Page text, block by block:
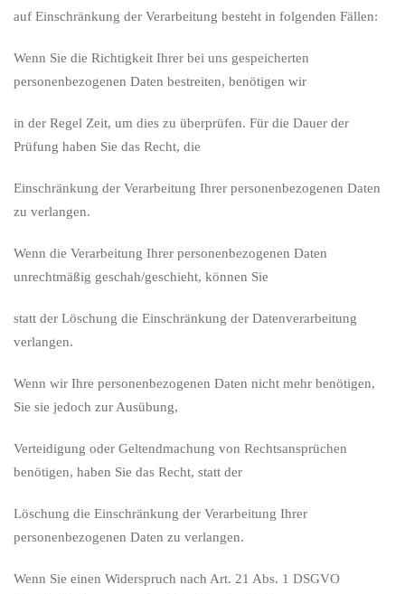
auf Einschränkung der Verarbeitung besteht in folgenden Fällen:
Wenn Sie die Richtigkeit Ihrer bei uns gespeicherten
personenbezogenen Daten bestreiten, benötigen wir
in der Regel Zeit, um dies zu überprüfen. Für die Dauer der
Prüfung haben Sie das Recht, die
Einschränkung der Verarbeitung Ihrer personenbezogenen Daten
zu verlangen.
Wenn die Verarbeitung Ihrer personenbezogenen Daten
unrechtmäßig geschah/geschieht, können Sie
statt der Löschung die Einschränkung der Datenverarbeitung
verlangen.
Wenn wir Ihre personenbezogenen Daten nicht mehr benötigen,
Sie sie jedoch zur Ausübung,
Verteidigung oder Geltendmachung von Rechtsansprüchen
benötigen, haben Sie das Recht, statt der
Löschung die Einschränkung der Verarbeitung Ihrer
personenbezogenen Daten zu verlangen.
Wenn Sie einen Widerspruch nach Art. 21 Abs. 1 DSGVO